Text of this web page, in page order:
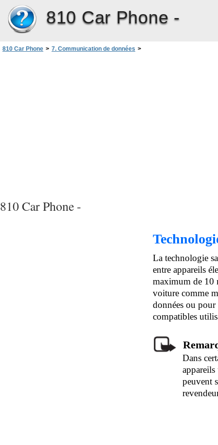
810 Car Phone -
810 Car Phone > 7. Communication de données >
810 Car Phone -
La technologie
entre appareils
maximum de 10
voiture comme
données ou pour
compatibles
Dans
peuvent